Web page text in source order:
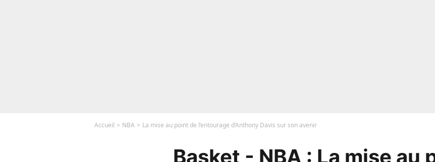
Accueil NBA La mise au point de l’entourage d’Anthony Davis sur son avenir
Basket - NBA : La mise au